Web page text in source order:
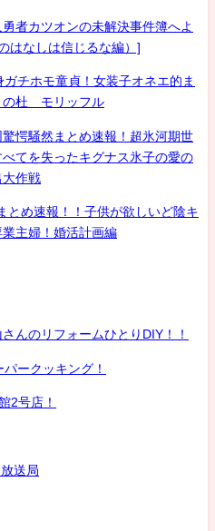
者カツオンの未解決事件簿へよ
はなしは信じるな編）]
ホモ童貞！女装子オネエ的ま
の杜 モリッフル
愕騒然まとめ速報！超氷河期世
てを失ったキグナス氷子の愛の
大作戦
とめ速報！！子供が欲しいど陰キ
主婦！婚活計画編
んのリフォームひとりDIY！！
ークッキング！
2号店！
送局